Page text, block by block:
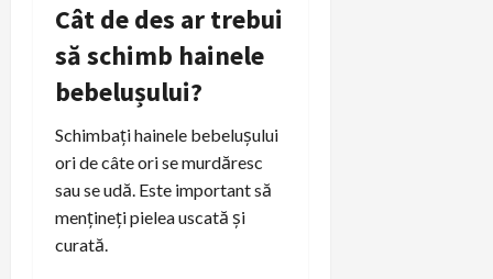
Cât de des ar trebui
să schimb hainele
bebelușului?
Schimbați hainele bebelușului
ori de câte ori se murdăresc
sau se udă. Este important să
mențineți pielea uscată și
curată.